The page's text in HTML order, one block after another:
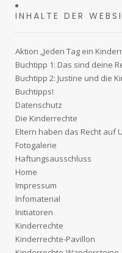
INHALTE DER
Aktion „Jeden Tag ein
Buchtipp 1: Das sind deine
Buchtipp 2: Justine und die
Buchtipps!
Datenschutz
Die Kinderrechte
Eltern haben das Recht auf
Fotogalerie
Haftungsausschluss
Home
Impressum
Infomaterial
Initiatoren
Kinderrechte
Kinderrechte-Pavillon